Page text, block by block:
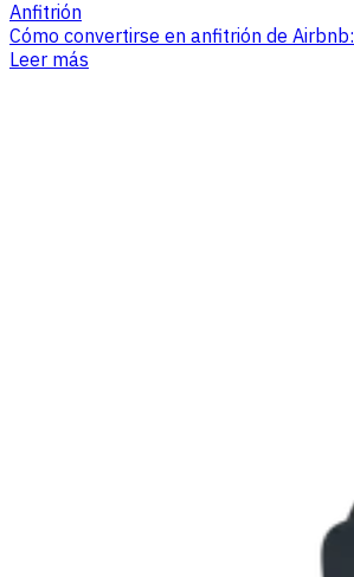
Anfitrión
Cómo convertirse en anfitrión de
Leer más